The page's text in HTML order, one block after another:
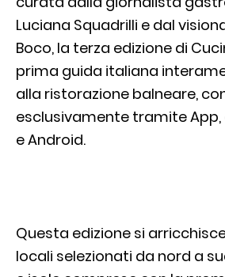
Luciana Squadrilli e dal
Boco, la terza edizione di
prima guida italiana
alla ristorazione balneare,
esclusivamente tramite App,
e Android.
Questa edizione si
locali selezionati da nord a